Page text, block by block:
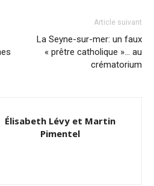
Article suivant
La Seyne-sur-mer: un faux
« prêtre catholique »… au
crématorium
Élisabeth Lévy et Martin
Pimentel